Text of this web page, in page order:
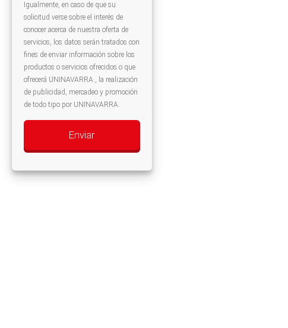
Igualmente, en caso de que su
solicitud verse sobre el interés de
conocer acerca de nuestra oferta de
servicios, los datos serán tratados con
fines de enviar información sobre los
productos o servicios ofrecidos o que
ofrecerá UNINAVARRA., la realización
de publicidad, mercadeo y promoción
de todo tipo por UNINAVARRA.